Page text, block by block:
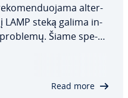
al­ter­
LAMP steką galima in­
Šiame spe­
Read more